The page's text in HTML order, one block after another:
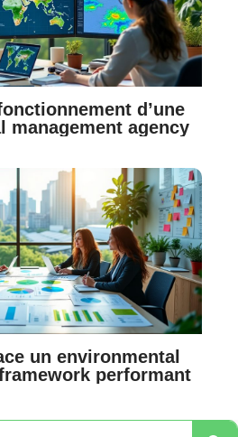
d’une
management agency
un environmental
performant